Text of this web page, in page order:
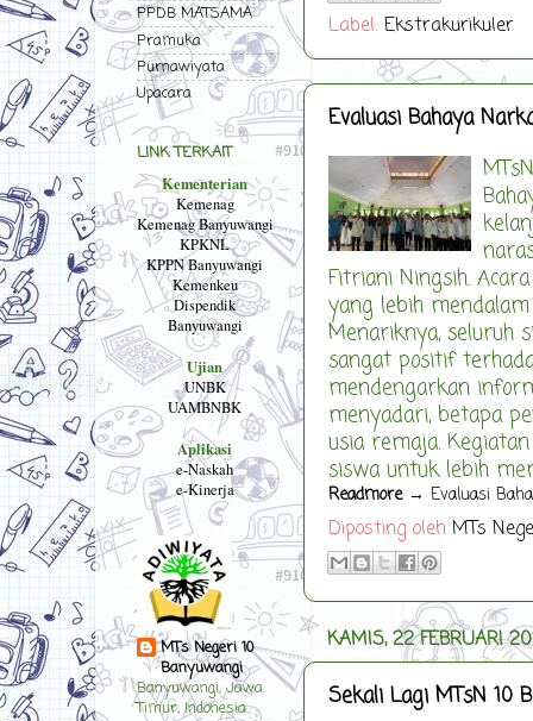
Label: Ekstrakurikuler
Evaluasi Bahaya
Fitriani Ningsih.
yang lebih
Menariknya, seluruh
sangat positif
mendengarkan
menyadari, betapa
usia remaja.
siswa untuk lebih
Readmore→ Evaluasi
Diposting oleh MTs
KAMIS, 22 FEBRUARI
Sekali Lagi MTsN 10
PPDB MATSAMA
Pramuka
Purnawiyata
Upacara
LINK TERKAIT
Kementerian
Kemenag
Kemenag Banyuwangi
KPKNL
KPPN Banyuwangi
Kemenkeu
Dispendik
Banyuwangi
Ujian
UNBK
UAMBNBK
Aplikasi
e-Naskah
e-Kinerja
MTs Negeri 10
Banyuwangi
Banyuwangi, Jawa
Timur, Indonesia